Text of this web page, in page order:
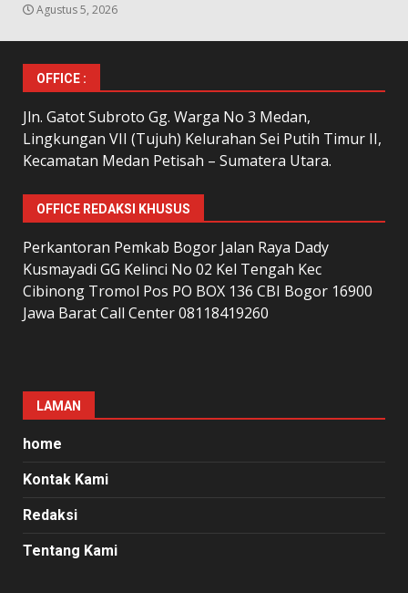
Agustus 5, 2026
OFFICE :
Jln. Gatot Subroto Gg. Warga No 3 Medan,
Lingkungan VII (Tujuh) Kelurahan Sei Putih Timur II,
Kecamatan Medan Petisah – Sumatera Utara.
OFFICE REDAKSI KHUSUS
Perkantoran Pemkab Bogor Jalan Raya Dady
Kusmayadi GG Kelinci No 02 Kel Tengah Kec
Cibinong Tromol Pos PO BOX 136 CBI Bogor 16900
Jawa Barat Call Center 08118419260
LAMAN
home
Kontak Kami
Redaksi
Tentang Kami